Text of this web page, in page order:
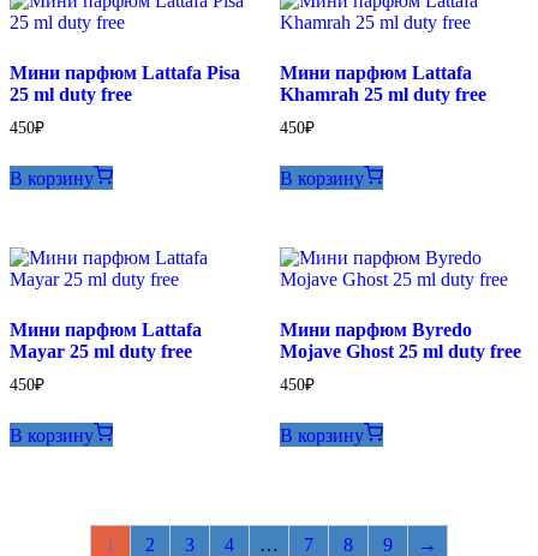
Мини парфюм Lattafa Pisa
25 ml duty free
450₽
В корзину
Мини парфюм Lattafa
Khamrah 25 ml duty free
450₽
В корзину
Мини парфюм Lattafa
Mayar 25 ml duty free
450₽
В корзину
Мини парфюм Byredo
Mojave Ghost 25 ml duty free
450₽
В корзину
1 2 3 4 … 7 8 9 →